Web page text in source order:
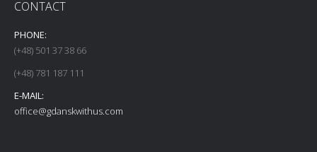
CONTACT
PHONE:
(+48) 501 37 38 66
(+48) 781 187 111
E-MAIL:
office@gdanskwithus.com